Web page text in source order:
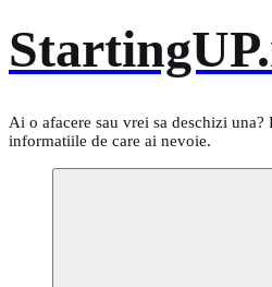
Ai o afacere sau vrei sa deschizi una?
informatiile de care ai nevoie.